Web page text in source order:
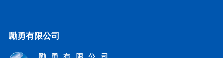
勵勇有限公司